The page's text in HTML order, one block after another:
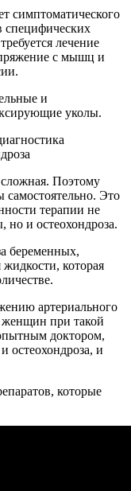
симптоматического
специфических
лечение
с мышц и
и
уколы.
Поэтому
самостоятельно. Это
терапии не
но и остеохондроза.
беременных,
которая
артериального
женщин при такой
доктором,
остеохондроза, и
которые